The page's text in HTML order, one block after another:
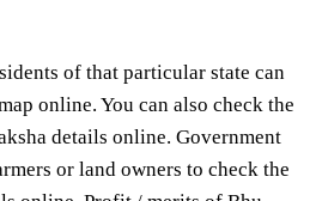
of that particular state can
online. You can also check the
details online. Government
or land owners to check the